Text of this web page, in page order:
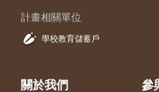
計畫相關單位
學校教育儲蓄戶
關於我們 參